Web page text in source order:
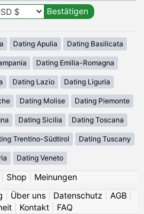
Dating Apulia Dating Basilicata
Dating Emilia-Romagna
Dating Lazio Dating Liguria
Dating Molise Dating Piemonte
Dating Sicilia Dating Toscana
Trentino-Südtirol Dating Tuscany
Dating Veneto
Shop
Meinungen
Über uns Datenschutz AGB
Kontakt FAQ